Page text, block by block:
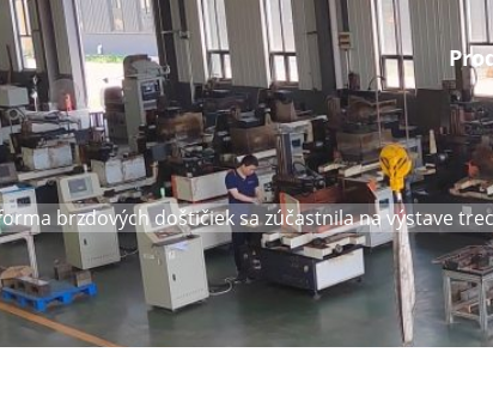
brzdových doštičiek sa zúčastnila na výstave